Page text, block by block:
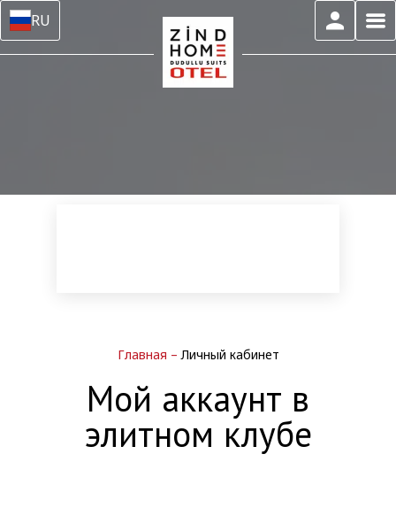
RU
Главная –Личный кабинет
Мой аккаунт в
элитном клубе